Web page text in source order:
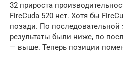
32 прироста
FireCuda 520 нет. Хотя бы
позади. По последовательной
результаты были ниже, по
— выше. Теперь позиции